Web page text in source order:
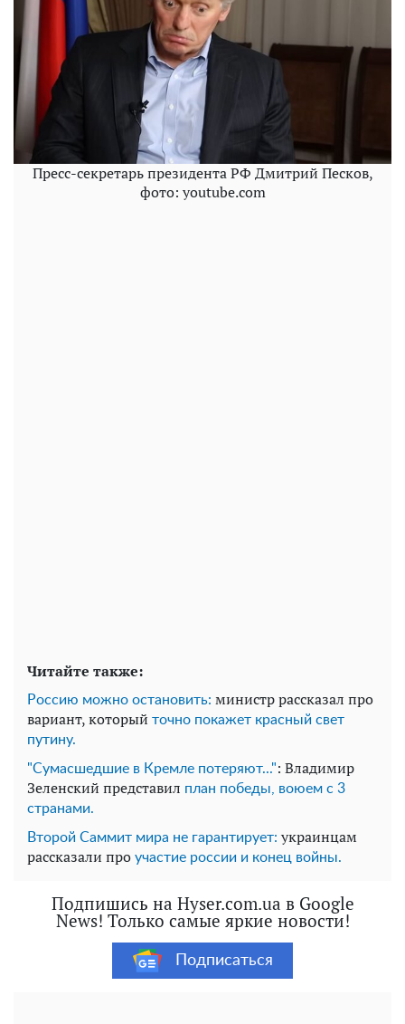
Пресс-секретарь президента РФ Дмитрий Песков,
фото: youtube.com
Читайте также:
Россию можно остановить: министр рассказал про
вариант, который точно покажет красный свет
путину.
"Сумасшедшие в Кремле потеряют...": Владимир
Зеленский представил план победы, воюем с 3
странами.
Второй Саммит мира не гарантирует: украинцам
рассказали про участие россии и конец войны.
Подпишись на Hyser.com.ua в Google
News! Только самые яркие новости!
Подписаться